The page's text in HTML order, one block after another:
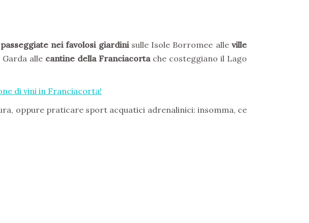
passeggiate nei favolosi giardinisulle Isole Borromee alleville
alle cantine della Franciacortache costeggiano il Lago
di vini in Franciacorta!
oppure praticare sport acquatici adrenalinici: insomma, ce